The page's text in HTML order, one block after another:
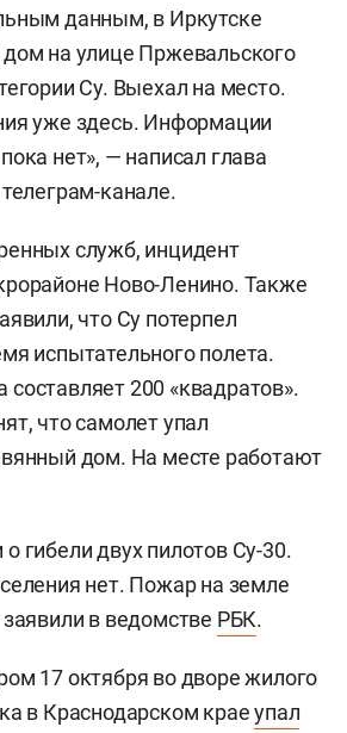
данным, в Иркутске
на улице Пржевальского
Су. Выехал на место.
уже здесь. Информации
нет», — написал глава
канале.
служб, инцидент
Ново-Ленино. Также
что Су потерпел
испытательного полета.
200 «квадратов».
что самолет упал
дом. На месте работают
гибели двух пилотов Су-30.
нет. Пожар на земле
в ведомстве РБК.
17 октября во дворе жилого
в Краснодарском краеупал